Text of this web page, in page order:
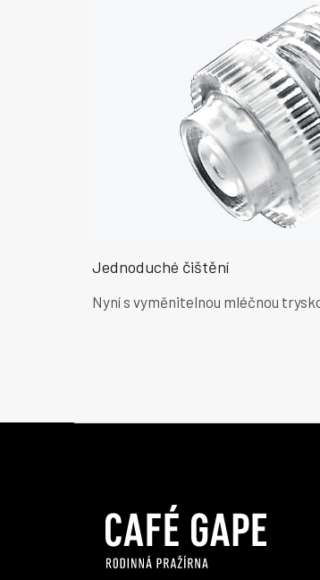
Jednoduché čištění
Nyní s vyměnitelnou mléčnou